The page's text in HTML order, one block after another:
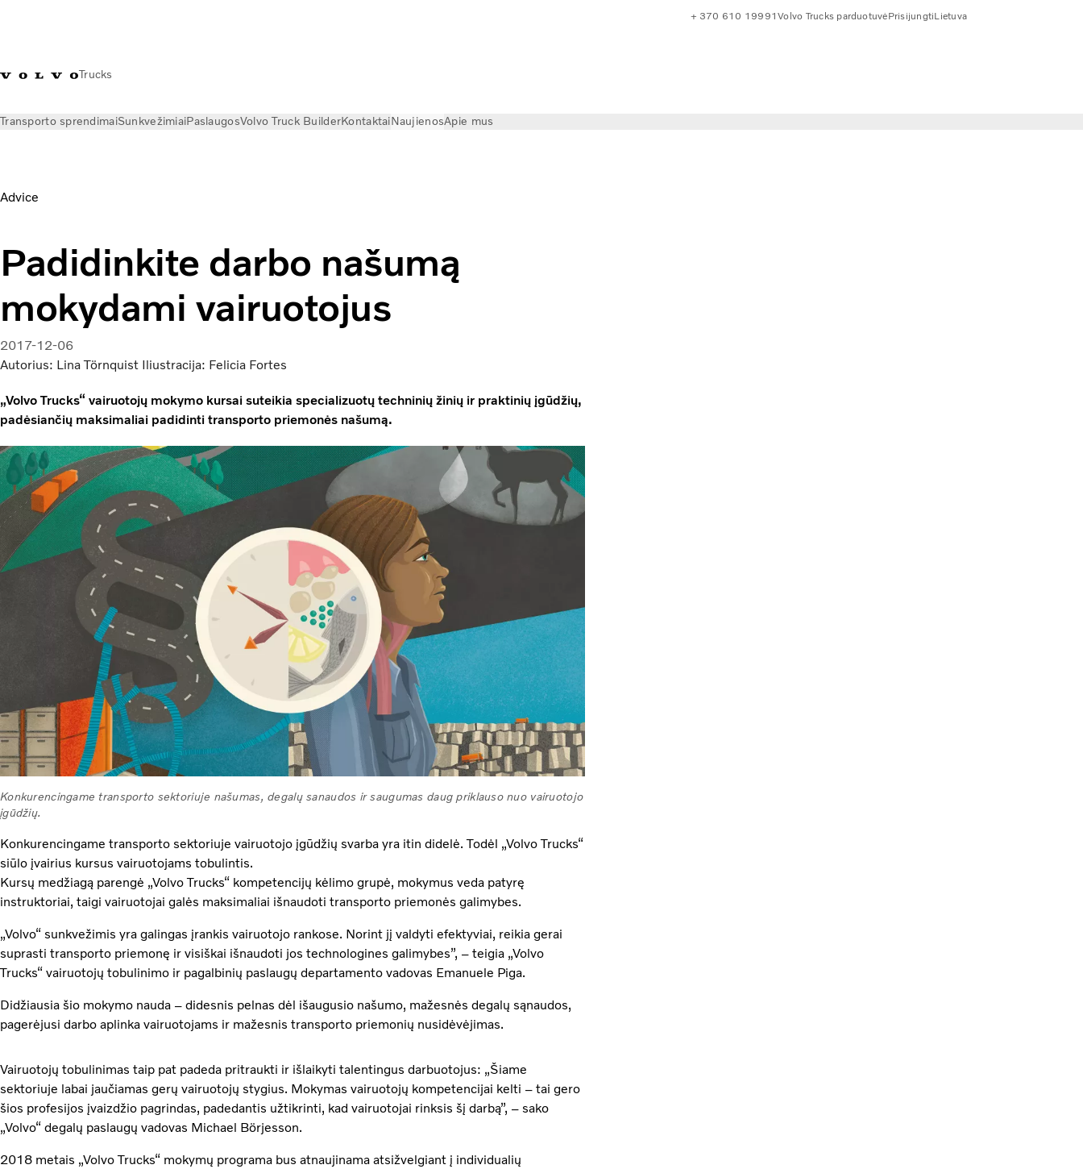
Trucks
+ 370 610 19991Volvo Trucks parduotuvėPrisijungtiLietuva
Transporto sprendimaiSunkvežimiaiPaslaugosVolvo Truck BuilderKontaktaiNaujienosApie mus
Advice
Padidinkite darbo našumą
mokydami vairuotojus
2017-12-06
Autorius: Lina Törnquist Iliustracija: Felicia Fortes
„Volvo Trucks“ vairuotojų mokymo kursai suteikia specializuotų techninių žinių ir praktinių įgūdžių,
padėsiančių maksimaliai padidinti transporto priemonės našumą.
Konkurencingame transporto sektoriuje našumas, degalų sanaudos ir saugumas daug priklauso nuo vairuotojo
įgūdžių.
Konkurencingame transporto sektoriuje vairuotojo įgūdžių svarba yra itin didelė. Todėl „Volvo Trucks“
siūlo įvairius kursus vairuotojams tobulintis.
Kursų medžiagą parengė „Volvo Trucks“ kompetencijų kėlimo grupė, mokymus veda patyrę
instruktoriai, taigi vairuotojai galės maksimaliai išnaudoti transporto priemonės galimybes.
„Volvo“ sunkvežimis yra galingas įrankis vairuotojo rankose. Norint jį valdyti efektyviai, reikia gerai
suprasti transporto priemonę ir visiškai išnaudoti jos technologines galimybes”, – teigia „Volvo
Trucks“ vairuotojų tobulinimo ir pagalbinių paslaugų departamento vadovas Emanuele Piga.
Didžiausia šio mokymo nauda – didesnis pelnas dėl išaugusio našumo, mažesnės degalų sąnaudos,
pagerėjusi darbo aplinka vairuotojams ir mažesnis transporto priemonių nusidėvėjimas.
Vairuotojų tobulinimas taip pat padeda pritraukti ir išlaikyti talentingus darbuotojus: „Šiame
sektoriuje labai jaučiamas gerų vairuotojų stygius. Mokymas vairuotojų kompetencijai kelti – tai gero
šios profesijos įvaizdžio pagrindas, padedantis užtikrinti, kad vairuotojai rinksis šį darbą”, – sako
„Volvo“ degalų paslaugų vadovas Michael Börjesson.
2018 metais „Volvo Trucks“ mokymų programa bus atnaujinama atsižvelgiant į individualių